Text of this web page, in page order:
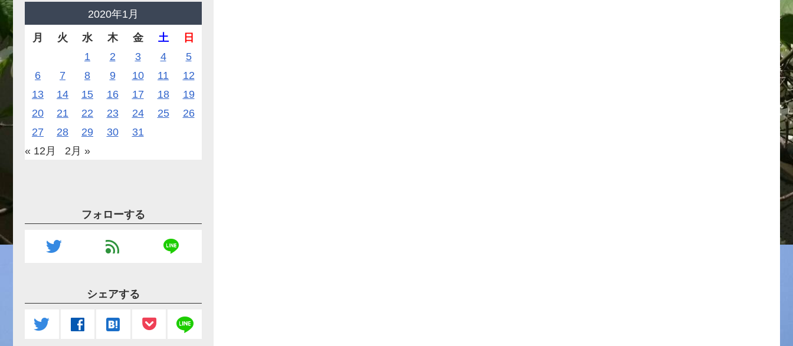
2020年1月
月
火 水 木 金 土
日
1
2 3 4
5
6
7 8 9 10 11
12
13
14 15 16 17 18
19
20
21 22 23 24 25
26
27
28 29 30
31
« 12月
2月 »
フォローする
twitter feed line
シェアする
twitter facebook hatenabookmark line